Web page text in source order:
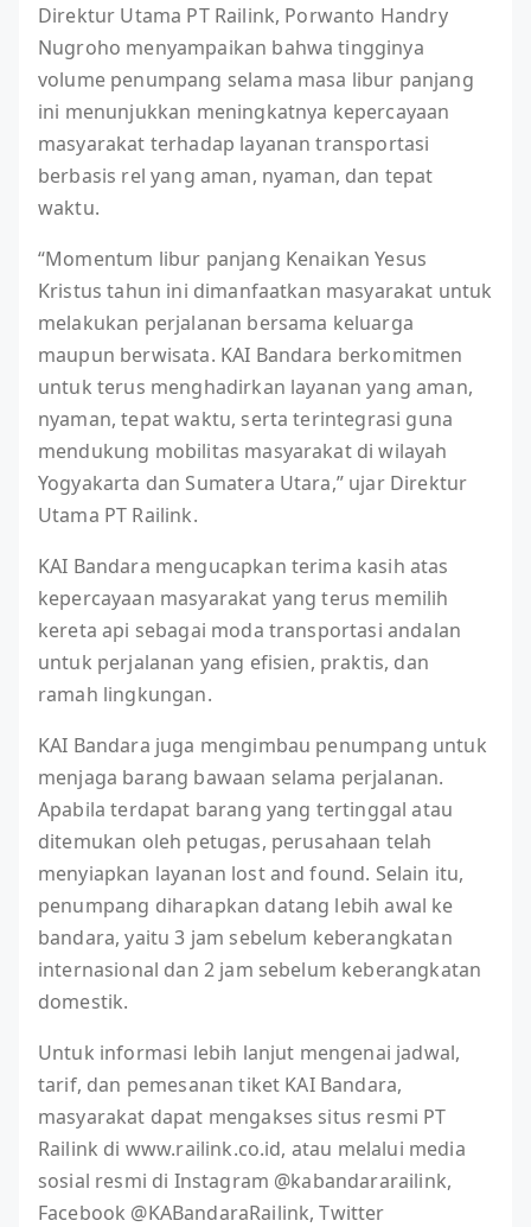
Direktur Utama PT Railink, Porwanto Handry
Nugroho menyampaikan bahwa tingginya
volume penumpang selama masa libur panjang
ini menunjukkan meningkatnya kepercayaan
masyarakat terhadap layanan transportasi
berbasis rel yang aman, nyaman, dan tepat
waktu.
“Momentum libur panjang Kenaikan Yesus
Kristus tahun ini dimanfaatkan masyarakat untuk
melakukan perjalanan bersama keluarga
maupun berwisata. KAI Bandara berkomitmen
untuk terus menghadirkan layanan yang aman,
nyaman, tepat waktu, serta terintegrasi guna
mendukung mobilitas masyarakat di wilayah
Yogyakarta dan Sumatera Utara,” ujar Direktur
Utama PT Railink.
KAI Bandara mengucapkan terima kasih atas
kepercayaan masyarakat yang terus memilih
kereta api sebagai moda transportasi andalan
untuk perjalanan yang efisien, praktis, dan
ramah lingkungan.
KAI Bandara juga mengimbau penumpang untuk
menjaga barang bawaan selama perjalanan.
Apabila terdapat barang yang tertinggal atau
ditemukan oleh petugas, perusahaan telah
menyiapkan layanan lost and found. Selain itu,
penumpang diharapkan datang lebih awal ke
bandara, yaitu 3 jam sebelum keberangkatan
internasional dan 2 jam sebelum keberangkatan
domestik.
Untuk informasi lebih lanjut mengenai jadwal,
tarif, dan pemesanan tiket KAI Bandara,
masyarakat dapat mengakses situs resmi PT
Railink di www.railink.co.id, atau melalui media
sosial resmi di Instagram @kabandararailink,
Facebook @KABandaraRailink, Twitter